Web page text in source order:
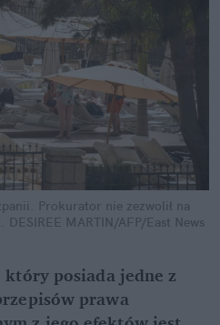
Prokurator nie zezwolił na
DESIREE MARTIN/AFP/East News
posiada jedne z
prawa